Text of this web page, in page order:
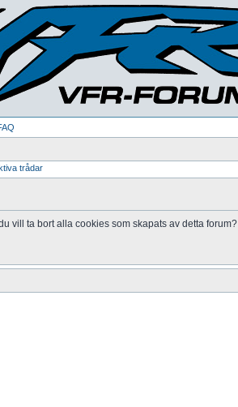
trådar
vill ta bort alla cookies som skapats av detta forum?